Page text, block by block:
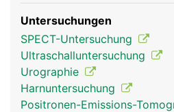
Untersuchungen
SPECT-Untersuchung
Ultraschalluntersuchung
Urographie
Harnuntersuchung
Positronen-Emissions-